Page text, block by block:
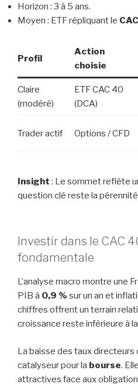
Horizon : 3 à 5 ans.
Moyen : ETF répliquant le
Profil
Action
choisie
Claire
(modéré)
ETF CAC 40
(DCA)
Trader actif Options / CFD
Insight : Le sommet reflète
question clé reste la
Investir dans le CAC
fondamentale
L’analyse macro montre une
PIB à 0,9 % sur un an et
chiffres offrent un terrain
croissance reste inférieure à
La baisse des taux directeurs
catalyseur pour la bourse.
attractives face aux